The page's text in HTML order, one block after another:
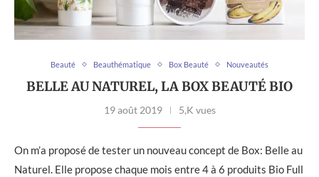
Beauté Beauthématique Box Beauté Nouveautés
BELLE AU NATUREL, LA BOX BEAUTÉ BIO
19 août 2019 5,K vues
On m’a proposé de tester un nouveau concept de Box: Belle au
Naturel. Elle propose chaque mois entre 4 à 6 produits Bio Full